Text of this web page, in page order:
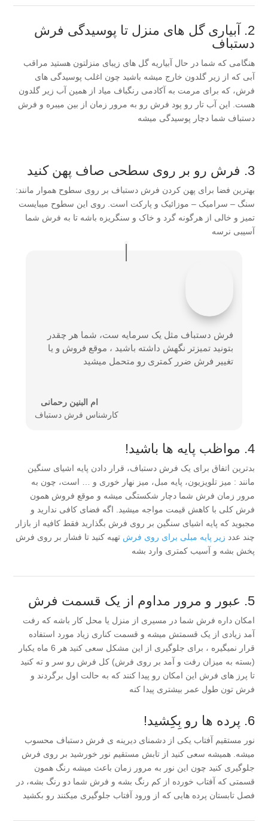
2. آبیاری گل های منزل تا پوسیدگی فرش
دستباف
هنگامی که شما در حال آبیاریه گل های زیبای منزلتون هستید مراقب
آبی که از زیر گلدون خارج میشه باشید چون اغلب پوسیدگی های
فرش، که برای مرمت به آکادمی رنگباف میاد از همین آب زیر گلدون
هست. این آب تار رو پود فرش رو به مرور زمان از بین میبره و فرش
دستباف شما دچار پوسیدگی میشه
3. فرش رو بر روی سطحی صاف پهن کنید
بهترین فضا برای پهن کردن فرش دستباف بر روی سطوح هموار مانند:
سنگ – سرامیک – موزائیک و پارکت است. روی این سطوح میبایست
تمیز و خالی از هرگونه گرد و خاک و سنگریزه باشه تا به فرش شما
آسیبی نرسه
فرش دستباف مثل یک سرمایه ست، شما هر چقدر
بتونید تمیزتر نگهش داشته باشید ، موقع فروش و یا
تغییر فرش ضرر کمتری رو متحمل میشید
ام البنین رحمانی
کارشناس فرش دستباف
4. مواظب پایه ها باشید!
بدترین اتفاق برای یک فرش دستباف، قرار دادن پایه اشیای سنگین
مانند : میز تلویزیون، پایه مبل، میز نهار خوری و … است، چون به
مرور زمان فرش شما دچار شکستگی میشه و موقع فروش همون
فرش کلی با کاهش قیمت مواجه میشید. اگه فضای کافی ندارید و
مجبوید که پایه اشیای سنگین بر روی فرش بگذارید فقط کافیه از بازار
چند عدد زیر پایه مبلی برای روی فرش تهیه کنید تا فشار بر روی فرش
پخش بشه و آسیب کمتری وارد بشه
5. عبور و مرور مداوم از یک قسمت فرش
امکان داره فرش شما در مسیری از منزل یا محل کار باشه که رفت
آمد زیادی از یک قسمتش میشه و قسمت کناری زیاد مورد استفاده
قرار نمیگیره ، برای جلوگیری از این مشکل سعی کنید هر 6 ماه یکبار
(بسته به میزان رفت و آمد بر روی فرش) کل فرش رو سر و ته کنید
تا پرز های فرش این امکان رو پیدا کنند که به حالت اول برگردند و
فرش تون طول عمر بیشتری پیدا کنه
6. پرده ها رو بِکِشید!
نور مستقیم آفتاب یکی از دشمنای دیرینه ی فرش دستباف محسوب
میشه. همیشه سعی کنید از تابش مستقیم نور خورشید بر روی فرش
جلوگیری کنید چون این نور به مرور زمان باعث میشه رنگ همون
قسمتی که آفتاب خورده از کم رنگ بشه و فرش شما دو رنگ بشه، در
فصل تابستان پرده هایی که از ورود آفتاب جلوگیری میکنند رو بکشید